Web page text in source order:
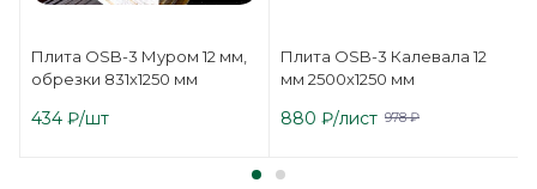
Плита OSB-3 Муром 12 мм,
обрезки 831х1250 мм
434 ₽/шт
Плита OSB-3 Калевала 12
мм 2500х1250 мм
880 ₽/лист 978₽